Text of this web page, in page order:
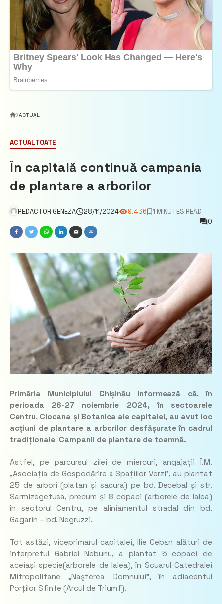
ACTUAL
ACTUALTOATE
În capitală continuă campania
de plantare a arborilor
REDACTOR GENEZA 28/11/2024 9.436
1 MINUTES READ
0
Primăria Municipiului Chișinău informează că, în
perioada 26-27 noiembrie 2024, în sectoarele
Centru, Ciocana și Botanica ale capitalei, au avut loc
acțiuni de plantare a arborilor desfășurate în cadrul
tradiționalei Campanii de plantare de toamnă.
Astfel, pe parcursul zilei de miercuri, angajații Î.M.
„Asociația de Gospodărire a Spațiilor Verzi”, au plantat
25 de arbori (platan și sacura) pe bd. Decebal și str.
Sarmizegetusa, precum și 8 copaci (arborele de lalea)
în sectorul Centru, pe aliniamentul stradal din bd.
Gagarin – bd. Negruzzi.
Tot astăzi, viceprimarul capitalei, Ilie Ceban alături de
interpretul Gabriel Nebunu, a plantat 5 copaci de
aceiași specie(arborele de lalea), în Scuarul Catedralei
Mitropolitane „Naşterea Domnului”, în adiacentul
Porților Sfinte (Arcul de Triumf).